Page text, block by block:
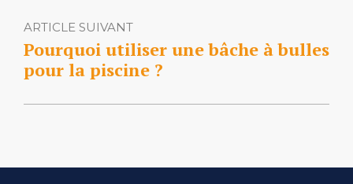
ARTICLE SUIVANT
Pourquoi utiliser une bâche à bulles
pour la piscine ?